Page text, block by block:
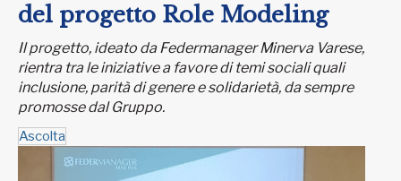
del progetto Role Modeling
Il progetto, ideato da Federmanager Minerva Varese,
rientra tra le iniziative a favore di temi sociali quali
inclusione, parità di genere e solidarietà, da sempre
promosse dal Gruppo.
Ascolta